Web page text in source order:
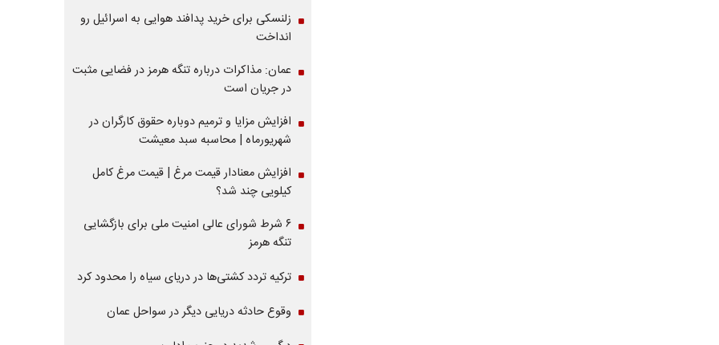
زلنسکی برای خرید پدافند هوایی به اسرائیل رو
انداخت
عمان: مذاکرات درباره تنگه هرمز در فضایی مثبت
در جریان است
افزایش مزایا و ترمیم دوباره حقوق کارگران در
شهریورماه | محاسبه سبد معیشت
افزایش معنادار قیمت مرغ | قیمت مرغ کامل
کیلویی چند شد؟
۶ شرط شورای عالی امنیت ملی برای بازگشایی
تنگه هرمز
ترکیه تردد کشتی‌ها در دریای سیاه را محدود کرد
وقوع حادثه دریایی دیگر در سواحل عمان